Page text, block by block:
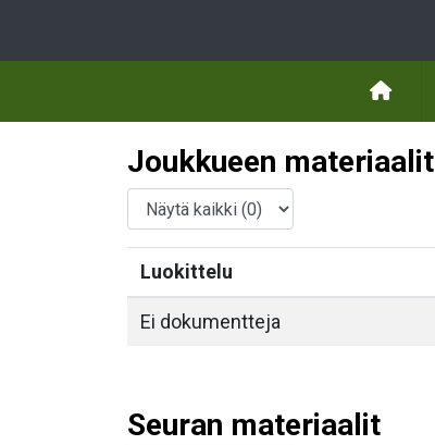
Joukkueen materiaalit
Luokittelu
Ei dokumentteja
Seuran materiaalit